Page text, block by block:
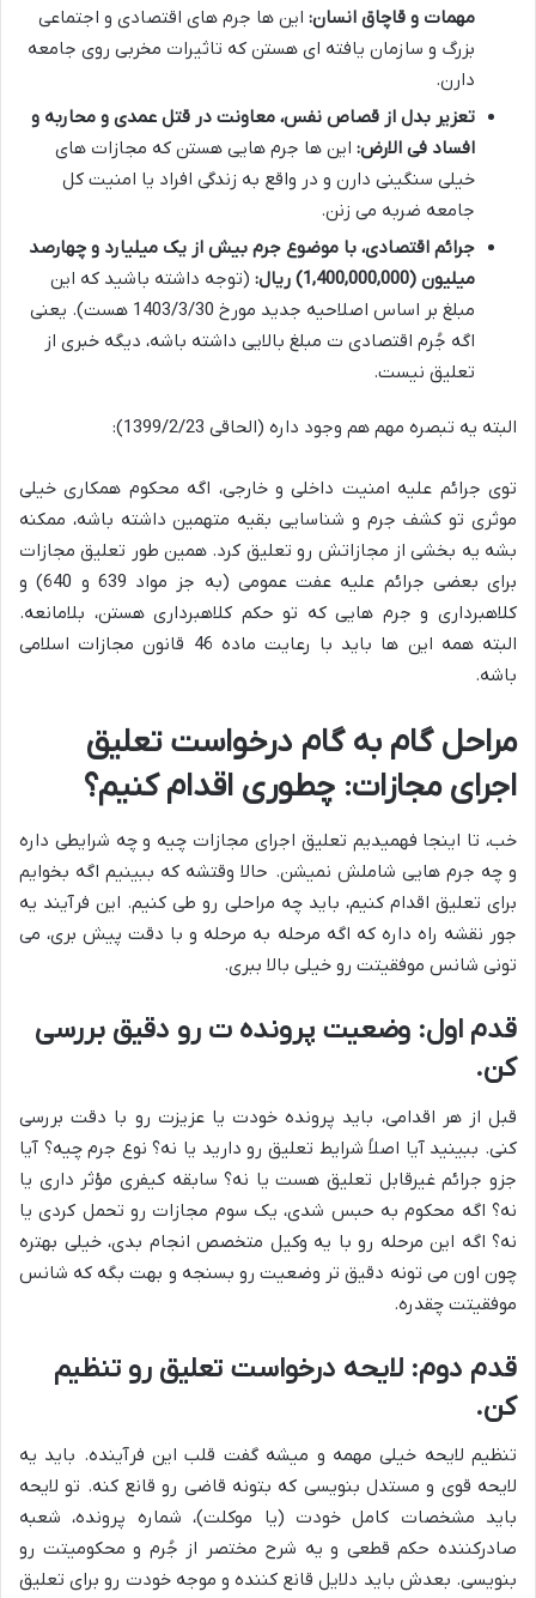
مهمات و قاچاق انسان: این ها جرم های اقتصادی و اجتماعی
بزرگ و سازمان یافته ای هستن که تاثیرات مخربی روی جامعه
دارن.
تعزیر بدل از قصاص نفس، معاونت در قتل عمدی و محاربه و
افساد فی الارض: این ها جرم هایی هستن که مجازات های
خیلی سنگینی دارن و در واقع به زندگی افراد یا امنیت کل
جامعه ضربه می زنن.
جرائم اقتصادی، با موضوع جرم بیش از یک میلیارد و چهارصد
میلیون (1,400,000,000) ریال:
(توجه داشته باشید که این
مبلغ بر اساس اصلاحیه جدید مورخ 1403/3/30 هست). یعنی
اگه جُرم اقتصادی ت مبلغ بالایی داشته باشه، دیگه خبری از
تعلیق نیست.
البته یه تبصره مهم هم وجود داره (الحاقی 1399/2/23):
توی جرائم علیه امنیت داخلی و خارجی، اگه محکوم همکاری خیلی
موثری تو کشف جرم و شناسایی بقیه متهمین داشته باشه، ممکنه
بشه یه بخشی از مجازاتش رو تعلیق کرد. همین طور تعلیق مجازات
برای بعضی جرائم علیه عفت عمومی (به جز مواد 639 و 640) و
کلاهبرداری و جرم هایی که تو حکم کلاهبرداری هستن، بلامانعه.
البته همه این ها باید با رعایت ماده 46 قانون مجازات اسلامی
باشه.
مراحل گام به گام درخواست تعلیق
اجرای مجازات: چطوری اقدام کنیم؟
خب، تا اینجا فهمیدیم تعلیق اجرای مجازات چیه و چه شرایطی داره
و چه جرم هایی شاملش نمیشن. حالا وقتشه که ببینیم اگه بخوایم
برای تعلیق اقدام کنیم، باید چه مراحلی رو طی کنیم. این فرآیند یه
جور نقشه راه داره که اگه مرحله به مرحله و با دقت پیش بری، می
تونی شانس موفقیتت رو خیلی بالا ببری.
قدم اول: وضعیت پرونده ت رو دقیق بررسی
کن.
قبل از هر اقدامی، باید پرونده خودت یا عزیزت رو با دقت بررسی
کنی. ببینید آیا اصلاً شرایط تعلیق رو دارید یا نه؟ نوع جرم چیه؟ آیا
جزو جرائم غیرقابل تعلیق هست یا نه؟ سابقه کیفری مؤثر داری یا
نه؟ اگه محکوم به حبس شدی، یک سوم مجازات رو تحمل کردی یا
نه؟ اگه این مرحله رو با یه وکیل متخصص انجام بدی، خیلی بهتره
چون اون می تونه دقیق تر وضعیت رو بسنجه و بهت بگه که شانس
موفقیتت چقدره.
قدم دوم: لایحه درخواست تعلیق رو تنظیم
کن.
تنظیم لایحه خیلی مهمه و میشه گفت قلب این فرآینده. باید یه
لایحه قوی و مستدل بنویسی که بتونه قاضی رو قانع کنه. تو لایحه
باید مشخصات کامل خودت (یا موکلت)، شماره پرونده، شعبه
صادرکننده حکم قطعی و یه شرح مختصر از جُرم و محکومیتت رو
بنویسی. بعدش باید دلایل قانع کننده و موجه خودت رو برای تعلیق